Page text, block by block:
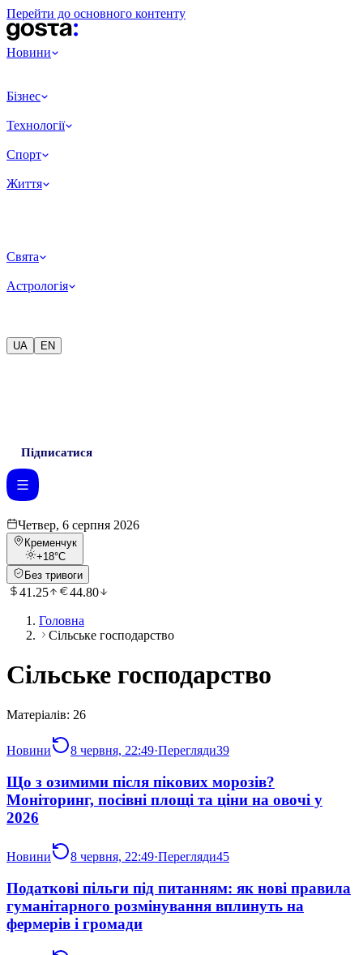
Перейти до основного контенту
Новини
Бізнес
Технології
Спорт
Життя
Свята
Астрологія
UA EN
Підписатися
Четвер, 6 серпня 2026
Кременчук
+18°C
Без тривоги
41.25 44.80
Головна
Сільське господарство
Сільське господарство
Матеріалів: 26
Новини 8 червня, 22:49·Перегляди39
Що з озимими після пікових морозів?
Моніторинг, посівні площі та ціни на овочі у
2026
Новини 8 червня, 22:49·Перегляди45
Податкові пільги під питанням: як нові правила
гуманітарного розмінування вплинуть на
фермерів і громади